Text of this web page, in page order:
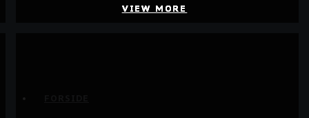
VIEW MORE
VIEW MORE
VIEW MORE
VIEW MORE